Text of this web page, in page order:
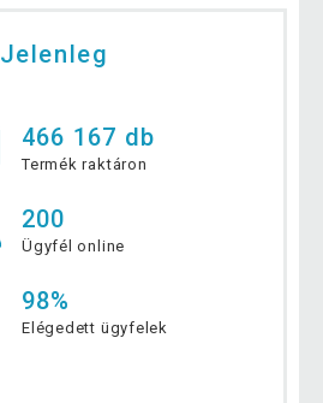
Jelenleg
466 167 db
Termék raktáron
200
Ügyfél online
98%
Elégedett ügyfelek